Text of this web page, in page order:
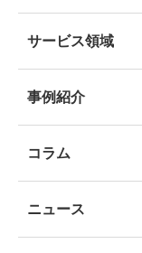
サービス領域
事例紹介
コラム
ニュース